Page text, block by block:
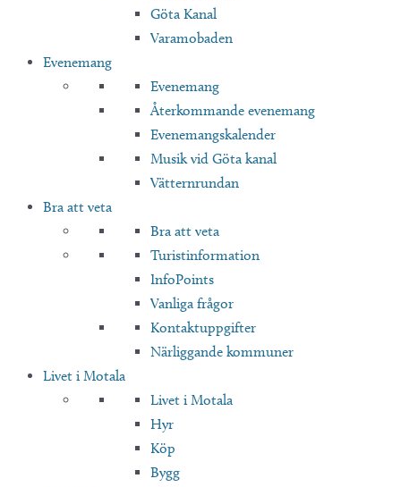
Göta Kanal
Varamobaden
Evenemang
Evenemang
Återkommande evenemang
Evenemangskalender
Musik vid Göta kanal
Vätternrundan
Bra att veta
Bra att veta
Turistinformation
InfoPoints
Vanliga frågor
Kontaktuppgifter
Närliggande kommuner
Livet i Motala
Livet i Motala
Hyr
Köp
Bygg